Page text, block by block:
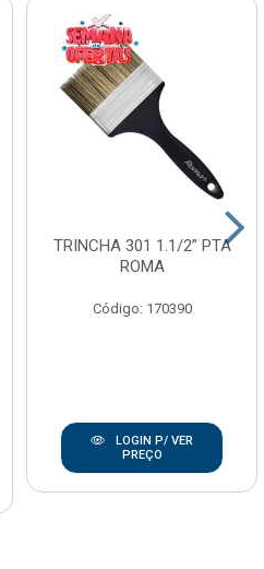
TRINCHA 301 1.1/2” PTA
ROMA
Código: 170390
LOGIN P/ VER
PREÇO